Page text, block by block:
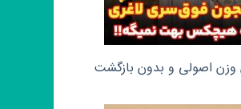
اصولی و بدون بازگشت